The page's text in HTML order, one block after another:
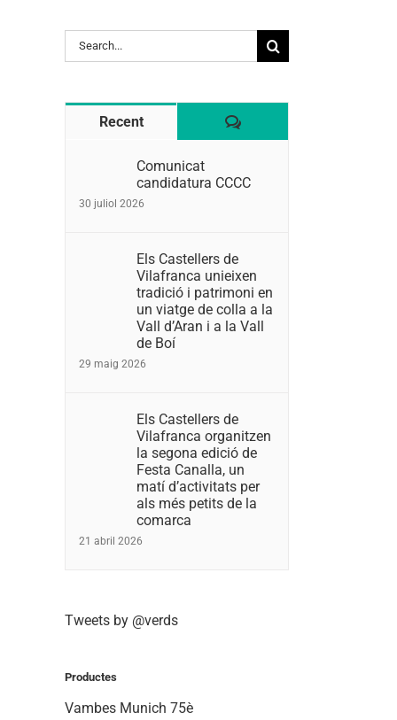
Search
for:
Recent Comentaris
Comunicat
candidatura CCCC
30 juliol 2026
Els Castellers de
Vilafranca unieixen
tradició i patrimoni en
un viatge de colla a la
Vall d’Aran i a la Vall
de Boí
29 maig 2026
Els Castellers de
Vilafranca organitzen
la segona edició de
Festa Canalla, un
matí d’activitats per
als més petits de la
comarca
21 abril 2026
Tweets by @verds
Productes
Vambes Munich 75è